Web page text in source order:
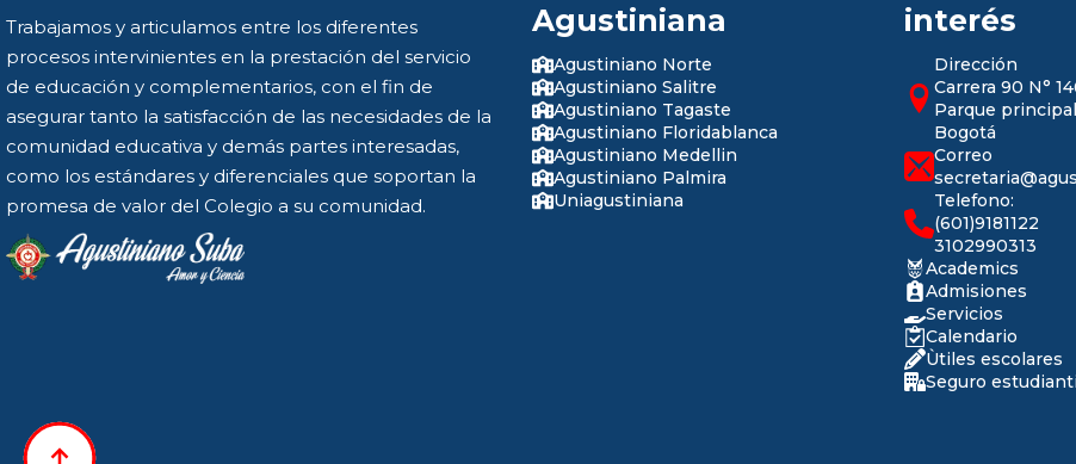
Trabajamos y articulamos entre los diferentes
procesos intervinientes en la prestación del servicio
de educación y complementarios, con el fin de
asegurar tanto la satisfacción de las necesidades de la
comunidad educativa y demás partes interesadas,
como los estándares y diferenciales que soportan la
promesa de valor del Colegio a su comunidad.
Agustiniana
Agustiniano Norte
Agustiniano Salitre
Agustiniano Tagaste
Agustiniano Floridablanca
Agustiniano Medellin
Agustiniano Palmira
Uniagustiniana
interés
Dirección
Carrera 90 N°
Parque
Bogotá
Correo
Telefono:
(601)9181122
3102990313
Academics
Admisiones
Servicios
Calendario
Ùtiles escolares
Seguro